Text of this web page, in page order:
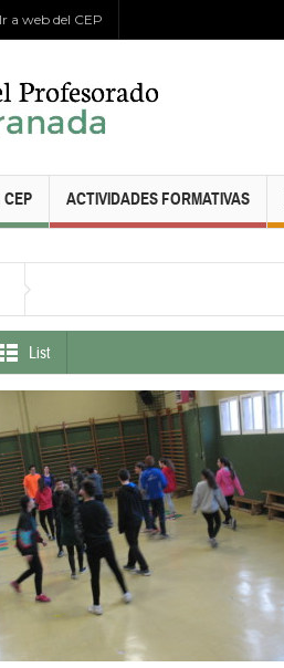
Ir a web del CEP
CEP ACTIVIDADES FORMATIVAS
List